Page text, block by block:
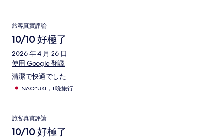
旅客真實評論
10/10 好極了
2026 年 4 月 26 日
使用 Google 翻譯
清潔で快適でした
NAOYUKI，1 晚旅行
旅客真實評論
10/10 好極了